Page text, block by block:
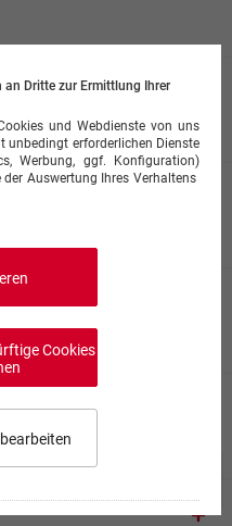
an Dritte zur Ermittlung Ihrer
und Webdienste von uns
unbedingt erforderlichen Dienste
Werbung, ggf. Konfiguration)
Auswertung Ihres Verhaltens
Cookies